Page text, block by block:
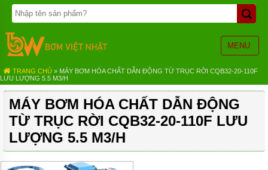
MENU
TRANG
CHỦ
BƠM
BÁNH
BƠM
HÓA
CHẤT
BƠM
MÀNG
KHÍ
NÉN
TRANG CHỦ » MÁY BƠM HÓA CHẤT DẪN ĐỘNG TỪ TRỤC RỜI CQB32-20-110F
LƯU LƯỢNG 5.5 M3/H
MÁY BƠM HÓA CHẤT DẪN ĐỘNG
TỪ TRỤC RỜI CQB32-20-110F LƯU
LƯỢNG 5.5 M3/H